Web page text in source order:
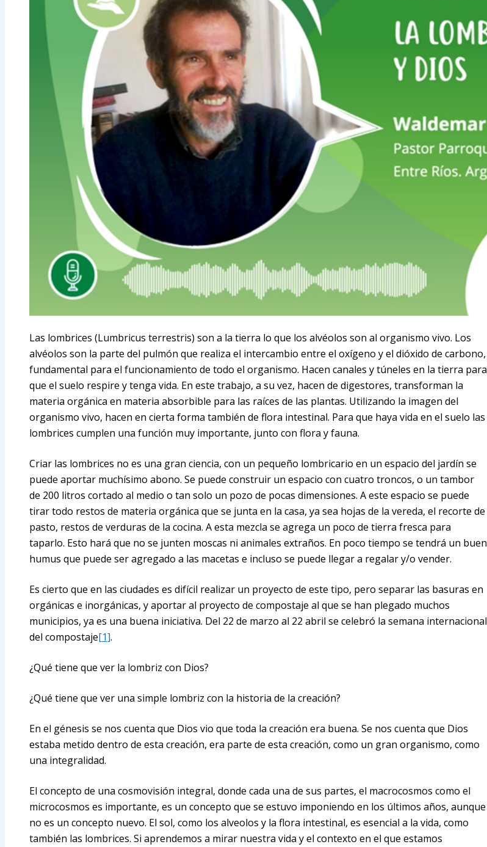
Las lombrices (Lumbricus terrestris) son a la tierra lo que los alvéolos son al organismo vivo. Los
alvéolos son la parte del pulmón que realiza el intercambio entre el oxígeno y el dióxido de carbono,
fundamental para el funcionamiento de todo el organismo. Hacen canales y túneles en la tierra para
que el suelo respire y tenga vida. En este trabajo, a su vez, hacen de digestores, transforman la
materia orgánica en materia absorbible para las raíces de las plantas. Utilizando la imagen del
organismo vivo, hacen en cierta forma también de flora intestinal. Para que haya vida en el suelo las
lombrices cumplen una función muy importante, junto con flora y fauna.
Criar las lombrices no es una gran ciencia, con un pequeño lombricario en un espacio del jardín se
puede aportar muchísimo abono. Se puede construir un espacio con cuatro troncos, o un tambor
de 200 litros cortado al medio o tan solo un pozo de pocas dimensiones. A este espacio se puede
tirar todo restos de materia orgánica que se junta en la casa, ya sea hojas de la vereda, el recorte de
pasto, restos de verduras de la cocina. A esta mezcla se agrega un poco de tierra fresca para
taparlo. Esto hará que no se junten moscas ni animales extraños. En poco tiempo se tendrá un buen
humus que puede ser agregado a las macetas e incluso se puede llegar a regalar y/o vender.
Es cierto que en las ciudades es difícil realizar un proyecto de este tipo, pero separar las basuras en
orgánicas e inorgánicas, y aportar al proyecto de compostaje al que se han plegado muchos
municipios, ya es una buena iniciativa. Del 22 de marzo al 22 abril se celebró la semana internacional
del compostaje[1].
¿Qué tiene que ver la lombriz con Dios?
¿Qué tiene que ver una simple lombriz con la historia de la creación?
En el génesis se nos cuenta que Dios vio que toda la creación era buena. Se nos cuenta que Dios
estaba metido dentro de esta creación, era parte de esta creación, como un gran organismo, como
una integralidad.
El concepto de una cosmovisión integral, donde cada una de sus partes, el macrocosmos como el
microcosmos es importante, es un concepto que se estuvo imponiendo en los últimos años, aunque
no es un concepto nuevo. El sol, como los alveolos y la flora intestinal, es esencial a la vida, como
también las lombrices. Si aprendemos a mirar nuestra vida y el contexto en el que estamos